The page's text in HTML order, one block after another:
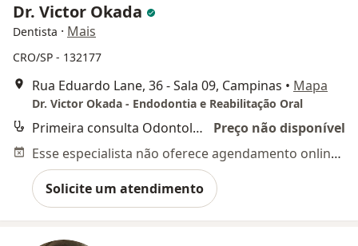
Dr. Victor Okada
Dentista · Mais
CRO/SP - 132177
Rua Eduardo Lane, 36 - Sala 09, Campinas • Mapa
Dr. Victor Okada - Endodontia e Reabilitação Oral
Primeira consulta Odontológica
Preço não disponível
Esse especialista não oferece agendamento online para esse endereço.
Solicite um atendimento